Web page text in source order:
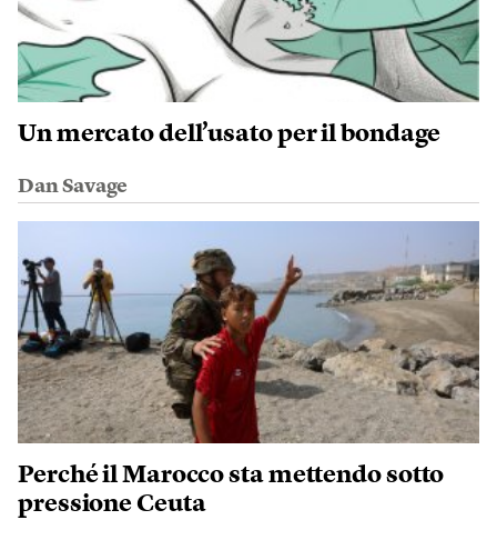
Un mercato dell’usato per il bondage
Dan Savage
Perché il Marocco sta mettendo sotto
pressione Ceuta